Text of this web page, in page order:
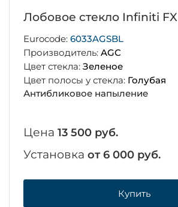
Лобовое стекло Infiniti FX
Eurocode: 6033AGSBL
Производитель: AGC
Цвет стекла: Зеленое
Цвет полосы у стекла: Голубая
Антибликовое напыление
Цена 13 500 руб.
Установка от 6 000 руб.
Купить